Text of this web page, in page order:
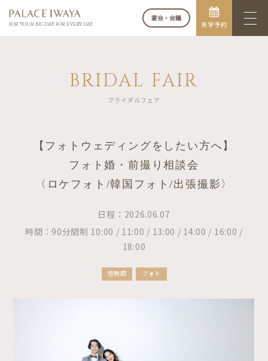
FOR YOUR BIG DAY. FOR EVERY DAY.
宴会・会議
見学予約
BRIDAL FAIR
ブライダルフェア
【フォトウェディングをしたい方へ】
フォト婚・前撮り相談会
〈ロケフォト/韓国フォト/出張撮影〉
日程：2026.06.07
時間：90分間制 10:00 / 11:00 / 13:00 / 14:00 / 16:00 /
18:00
短時間 フォト